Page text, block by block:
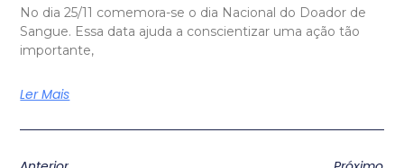
No dia 25/11 comemora-se o dia Nacional do Doador de
Sangue. Essa data ajuda a conscientizar uma ação tão
importante,
Ler Mais